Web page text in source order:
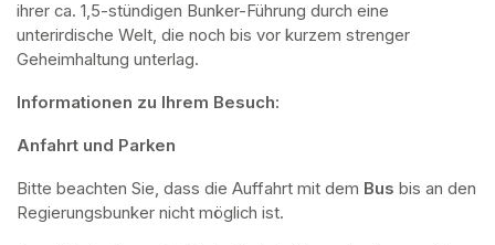
ihrer ca. 1,5-stündigen Bunker-Führung durch eine
unterirdische Welt, die noch bis vor kurzem strenger
Geheimhaltung unterlag.
Informationen zu Ihrem Besuch:
Anfahrt und Parken
Bitte beachten Sie, dass die Auffahrt mit dem Bus bis an den
Regierungsbunker nicht möglich ist.